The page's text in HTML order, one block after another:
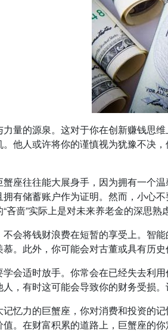
量的源泉。这对于你在创新赚钱思
他人或许将你的谨慎视为犹豫不决
座往往能大展身手，因为拥有一个
有储蓄账户作为证明。然而，小心
吝啬”实际上是对未来养老金的深思熟
会将钱财浪费在短暂的享受上。智
。此外，你可能会对古董或具有历
会适时放手。你常会在已经失去利
，有时这可能会导致你的财务受损
忆力的巨蟹座，你对消费和投资的
。在财富积累的道路上，巨蟹座的